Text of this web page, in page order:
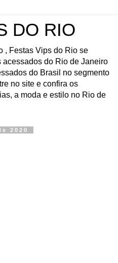
DO RIO
, Festas Vips do Rio se
acessados do Rio de Janeiro
do Brasil no segmento
no site e confira os
a moda e estilo no Rio de
2020